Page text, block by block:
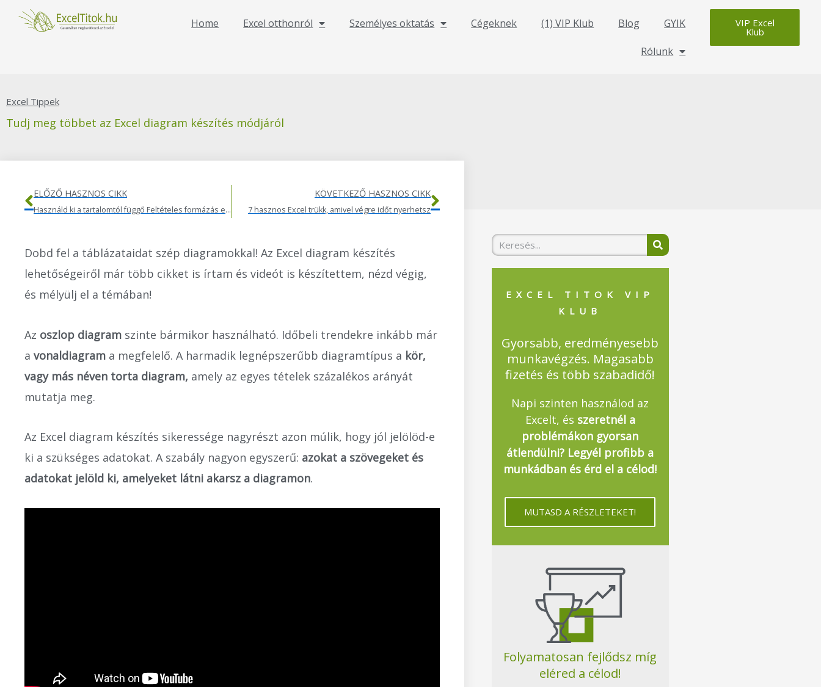
Home Excel otthonról Személyes oktatás Cégeknek (1) VIP Klub Blog GYIK
Rólunk
VIP Excel
Klub
Excel Tippek
Tudj meg többet az Excel diagram készítés módjáról
Előző
ELŐZŐ HASZNOS CIKK
Használd ki a tartalomtól függő Feltételes formázás előnyeit
KÖVETKEZŐ HASZNOS CIKK
7 hasznos Excel trükk, amivel végre időt nyerhetsz
Következő
Dobd fel a táblázataidat szép diagramokkal! Az Excel diagram készítés
lehetőségeiről már több cikket is írtam és videót is készítettem, nézd végig,
és mélyülj el a témában!
Az oszlop diagram szinte bármikor használható. Időbeli trendekre inkább már
a vonaldiagram a megfelelő. A harmadik legnépszerűbb diagramtípus a kör,
vagy más néven torta diagram, amely az egyes tételek százalékos arányát
mutatja meg.
Az Excel diagram készítés sikeressége nagyrészt azon múlik, hogy jól jelölöd-e
ki a szükséges adatokat. A szabály nagyon egyszerű: azokat a szövegeket és
adatokat jelöld ki, amelyeket látni akarsz a diagramon.
Keresés
EXCEL TITOK VIP
KLUB
Gyorsabb, eredményesebb
munkavégzés. Magasabb
fizetés és több szabadidő!
Napi szinten használod az
Excelt, és szeretnél a
problémákon gyorsan
átlendülni? Legyél profibb a
munkádban és érd el a célod!
MUTASD A RÉSZLETEKET!
Folyamatosan fejlődsz míg
eléred a célod!